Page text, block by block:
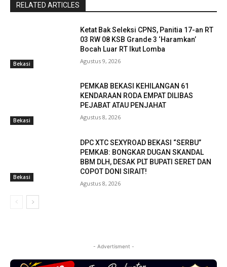
RELATED ARTICLES
Bekasi
Ketat Bak Seleksi CPNS, Panitia 17-an RT
03 RW 08 KSB Grande 3 ‘Haramkan’
Bocah Luar RT Ikut Lomba
Agustus 9, 2026
Bekasi
PEMKAB BEKASI KEHILANGAN 61
KENDARAAN RODA EMPAT DILIBAS
PEJABAT ATAU PENJAHAT
Agustus 8, 2026
Bekasi
DPC XTC SEXYROAD BEKASI “SERBU”
PEMKAB: BONGKAR DUGAN SKANDAL
BBM DLH, DESAK PLT BUPATI SERET DAN
COPOT DONI SIRAIT!
Agustus 8, 2026
- Advertisment -